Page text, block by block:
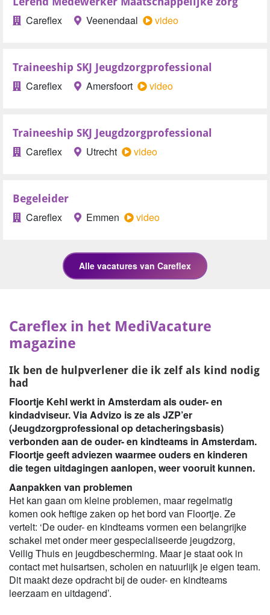
Careflex Veenendaal video
Traineeship SKJ Jeugdzorgprofessional
Careflex Amersfoort video
Traineeship SKJ Jeugdzorgprofessional
Careflex Utrecht video
Begeleider
Careflex Emmen video
Careflex in het MediVacature
magazine
Ik ben de hulpverlener die ik zelf als kind nodig
had
Floortje Kehl werkt in Amsterdam als ouder- en
kindadviseur. Via Advizo is ze als JZP’er
(Jeugdzorgprofessional op detacheringsbasis)
verbonden aan de ouder- en kindteams in Amsterdam.
Floortje geeft adviezen waarmee ouders en kinderen
die tegen uitdagingen aanlopen, weer vooruit kunnen.
Aanpakken van problemen
Het kan gaan om kleine problemen, maar regelmatig
komen ook heftige zaken op het bord van Floortje. Ze
vertelt: ‘De ouder- en kindteams vormen een belangrijke
schakel met onder meer gespecialiseerde jeugdzorg,
Veilig Thuis en jeugdbescherming. Maar je staat ook in
contact met huisartsen, scholen en natuurlijk je eigen team.
Dit maakt deze opdracht bij de ouder- en kindteams
leerzaam en uitdagend’.